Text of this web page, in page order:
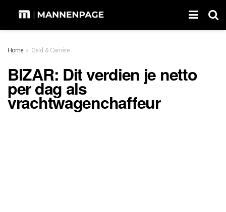
Home Geld & Carrière
BIZAR: Dit verdien je netto
per dag als
vrachtwagenchaffeur